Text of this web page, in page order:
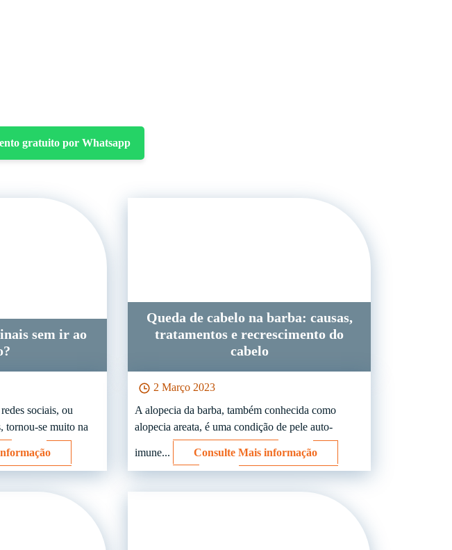
gratuito por Whatsapp
sem ir ao
sociais, ou
tornou-se muito na
2 Março 2023
Queda de cabelo na barba: causas,
tratamentos e recrescimento do
cabelo
A alopecia da barba, também conhecida como
alopecia areata, é uma condição de pele auto-
imune... Consulte Mais informação